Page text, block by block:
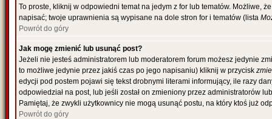
To proste, kliknij w odpowiedni temat na jedym z for lub tematów. Możliwe,
napisać; twoje uprawnienia są wypisane na dole stron for i tematów (lista
Powrót do góry
Jak mogę zmienić lub usunąć post?
Jeżeli nie jesteś administratorem lub moderatorem forum możesz jedynie
to możliwe jedynie przez jakiś czas po jego napisaniu) kliknij w przycisk
edycji pod postem pojawi się tekst drobnymi literami informujący, ile razy
odpowiedział na post, lub jeśli został on zmieniony przez administratorów
Pamiętaj, że zwykli użytkownicy nie mogą usunąć postu, na który ktoś już
Powrót do góry